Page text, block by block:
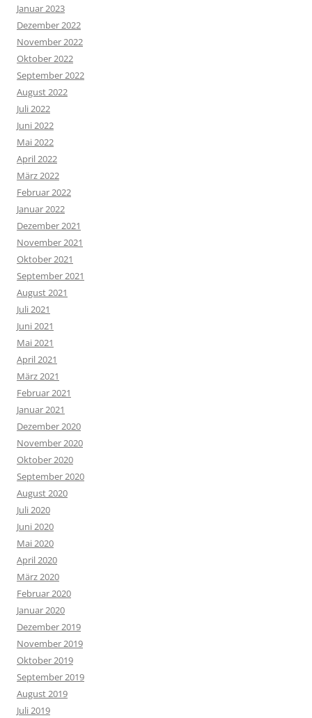
Januar 2023
Dezember 2022
November 2022
Oktober 2022
September 2022
August 2022
Juli 2022
Juni 2022
Mai 2022
April 2022
März 2022
Februar 2022
Januar 2022
Dezember 2021
November 2021
Oktober 2021
September 2021
August 2021
Juli 2021
Juni 2021
Mai 2021
April 2021
März 2021
Februar 2021
Januar 2021
Dezember 2020
November 2020
Oktober 2020
September 2020
August 2020
Juli 2020
Juni 2020
Mai 2020
April 2020
März 2020
Februar 2020
Januar 2020
Dezember 2019
November 2019
Oktober 2019
September 2019
August 2019
Juli 2019